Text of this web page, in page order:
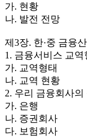
가. 현황
나. 발전 전망
제3장. 한·중 금융
1. 금융서비스 교
가. 교역형태
나. 교역 현황
2. 우리 금융회사
가. 은행
나. 증권회사
다. 보험회사